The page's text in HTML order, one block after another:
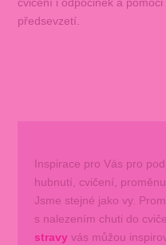
cvičení i odpočinek a
předsevzetí.
Inspirace pro Vás pro
hubnutí, cvičení,
Jsme stejné jako vy.
s nalezením chuti do
stravyvás můžou